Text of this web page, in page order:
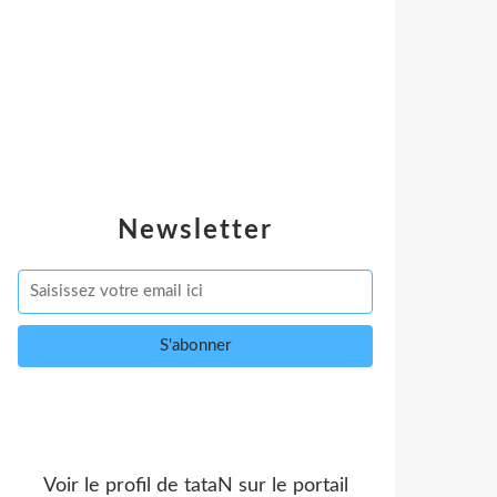
Newsletter
Voir le profil de tataN sur le portail